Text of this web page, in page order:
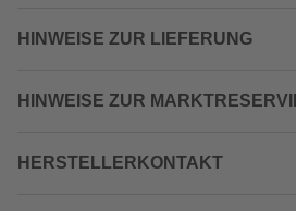
HINWEISE ZUR LIEFERUNG
HINWEISE ZUR
HERSTELLERKONTAKT